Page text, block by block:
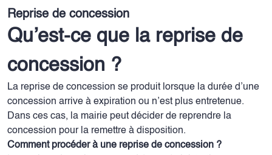
Reprise de concession
Qu’est-ce que la reprise de
concession ?
La reprise de concession se produit lorsque la durée d’une
concession arrive à expiration ou n’est plus entretenue.
Dans ces cas, la mairie peut décider de reprendre la
concession pour la remettre à disposition.
Comment procéder à une reprise de concession ?